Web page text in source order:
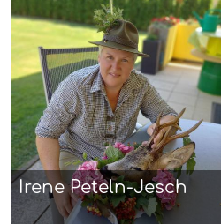
Irene Peteln-Jesch